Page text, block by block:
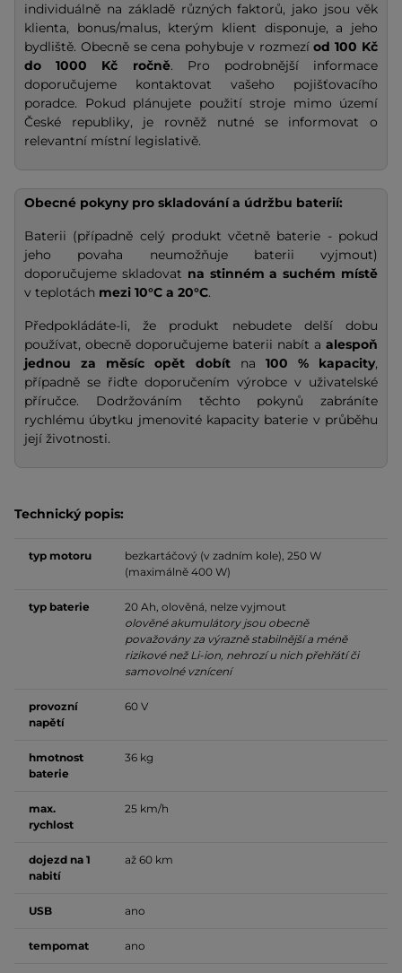
individuálně na základě různých faktorů, jako jsou věk
klienta, bonus/malus, kterým klient disponuje, a jeho
bydliště. Obecně se cena pohybuje v rozmezíod 100 Kč
do 1000 Kč ročně. Pro podrobnější informace
doporučujeme kontaktovat vašeho pojišťovacího
poradce. Pokud plánujete použití stroje mimo území
České republiky, je rovněž nutné se informovat o
relevantní místní legislativě.
Obecné pokyny pro skladování a údržbu baterií:
Baterii (případně celý produkt včetně baterie - pokud
jeho povaha neumožňuje baterii vyjmout)
doporučujeme skladovat na stinném a suchém místě
v teplotách mezi 10°C a 20°C.
Předpokládáte-li, že produkt nebudete delší dobu
používat, obecně doporučujeme baterii nabít a alespoň
jednou za měsíc opět dobítna 100 % kapacity,
případně se řiďte doporučením výrobce v uživatelské
příručce. Dodržováním těchto pokynů zabráníte
rychlému úbytku jmenovité kapacity baterie v průběhu
její životnosti.
Technický popis:
typ motoru
bezkartáčový (v zadním kole), 250 W
(maximálně 400 W)
typ baterie
20 Ah, olověná, nelze vyjmout
olověné akumulátory jsou obecně
považovány za výrazně stabilnější a méně
rizikové než Li-ion, nehrozí u nich přehřátí či
samovolné vznícení
provozní
napětí
60 V
hmotnost
baterie
36 kg
max.
rychlost
25 km/h
dojezd na 1
nabití
až 60 km
USB ano
tempomat ano